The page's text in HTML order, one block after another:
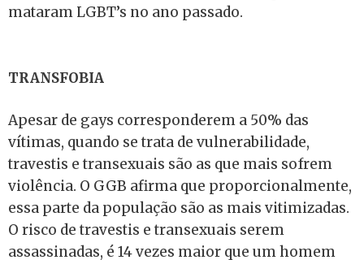
mataram LGBT’s no ano passado.
TRANSFOBIA
Apesar de gays corresponderem a 50% das
vítimas, quando se trata de vulnerabilidade,
travestis e transexuais são as que mais sofrem
violência. O GGB afirma que proporcionalmente,
essa parte da população são as mais vitimizadas.
O risco de travestis e transexuais serem
assassinadas, é 14 vezes maior que um homem